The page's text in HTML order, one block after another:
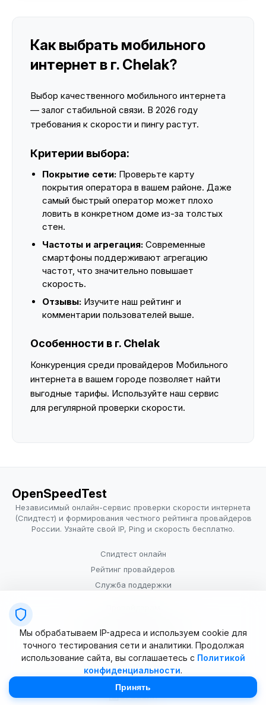
Как выбрать мобильного
интернет в г. Chelak?
Выбор качественного мобильного интернета
— залог стабильной связи. В 2026 году
требования к скорости и пингу растут.
Критерии выбора:
Покрытие сети: Проверьте карту
покрытия оператора в вашем районе. Даже
самый быстрый оператор может плохо
ловить в конкретном доме из-за толстых
стен.
Частоты и агрегация: Современные
смартфоны поддерживают агрегацию
частот, что значительно повышает
скорость.
Отзывы: Изучите наш рейтинг и
комментарии пользователей выше.
Особенности в г. Chelak
Конкуренция среди провайдеров Мобильного
интернета в вашем городе позволяет найти
выгодные тарифы. Используйте наш сервис
для регулярной проверки скорости.
OpenSpeedTest
Независимый онлайн-сервис проверки скорости интернета
(Спидтест) и формирования честного рейтинга провайдеров
России. Узнайте свой IP, Ping и скорость бесплатно.
Спидтест онлайн
Рейтинг провайдеров
Служба поддержки
Условия использования
© 2025–2026 OpenSpeedTest (ИП Долматова В.В.). Все права
Мы обрабатываем IP-адреса и используем cookie для
точного тестирования сети и аналитики. Продолжая
использование сайта, вы соглашаетесь с Политикой
конфиденциальности.
Принять